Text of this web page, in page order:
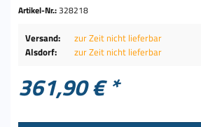
Artikel-Nr.:328218
Versand:
zur Zeit nicht lieferbar
Alsdorf:
zur Zeit nicht lieferbar
361,90 € *